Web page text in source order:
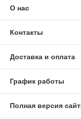
О нас
Контакты
Доставка и оплата
График работы
Полная версия